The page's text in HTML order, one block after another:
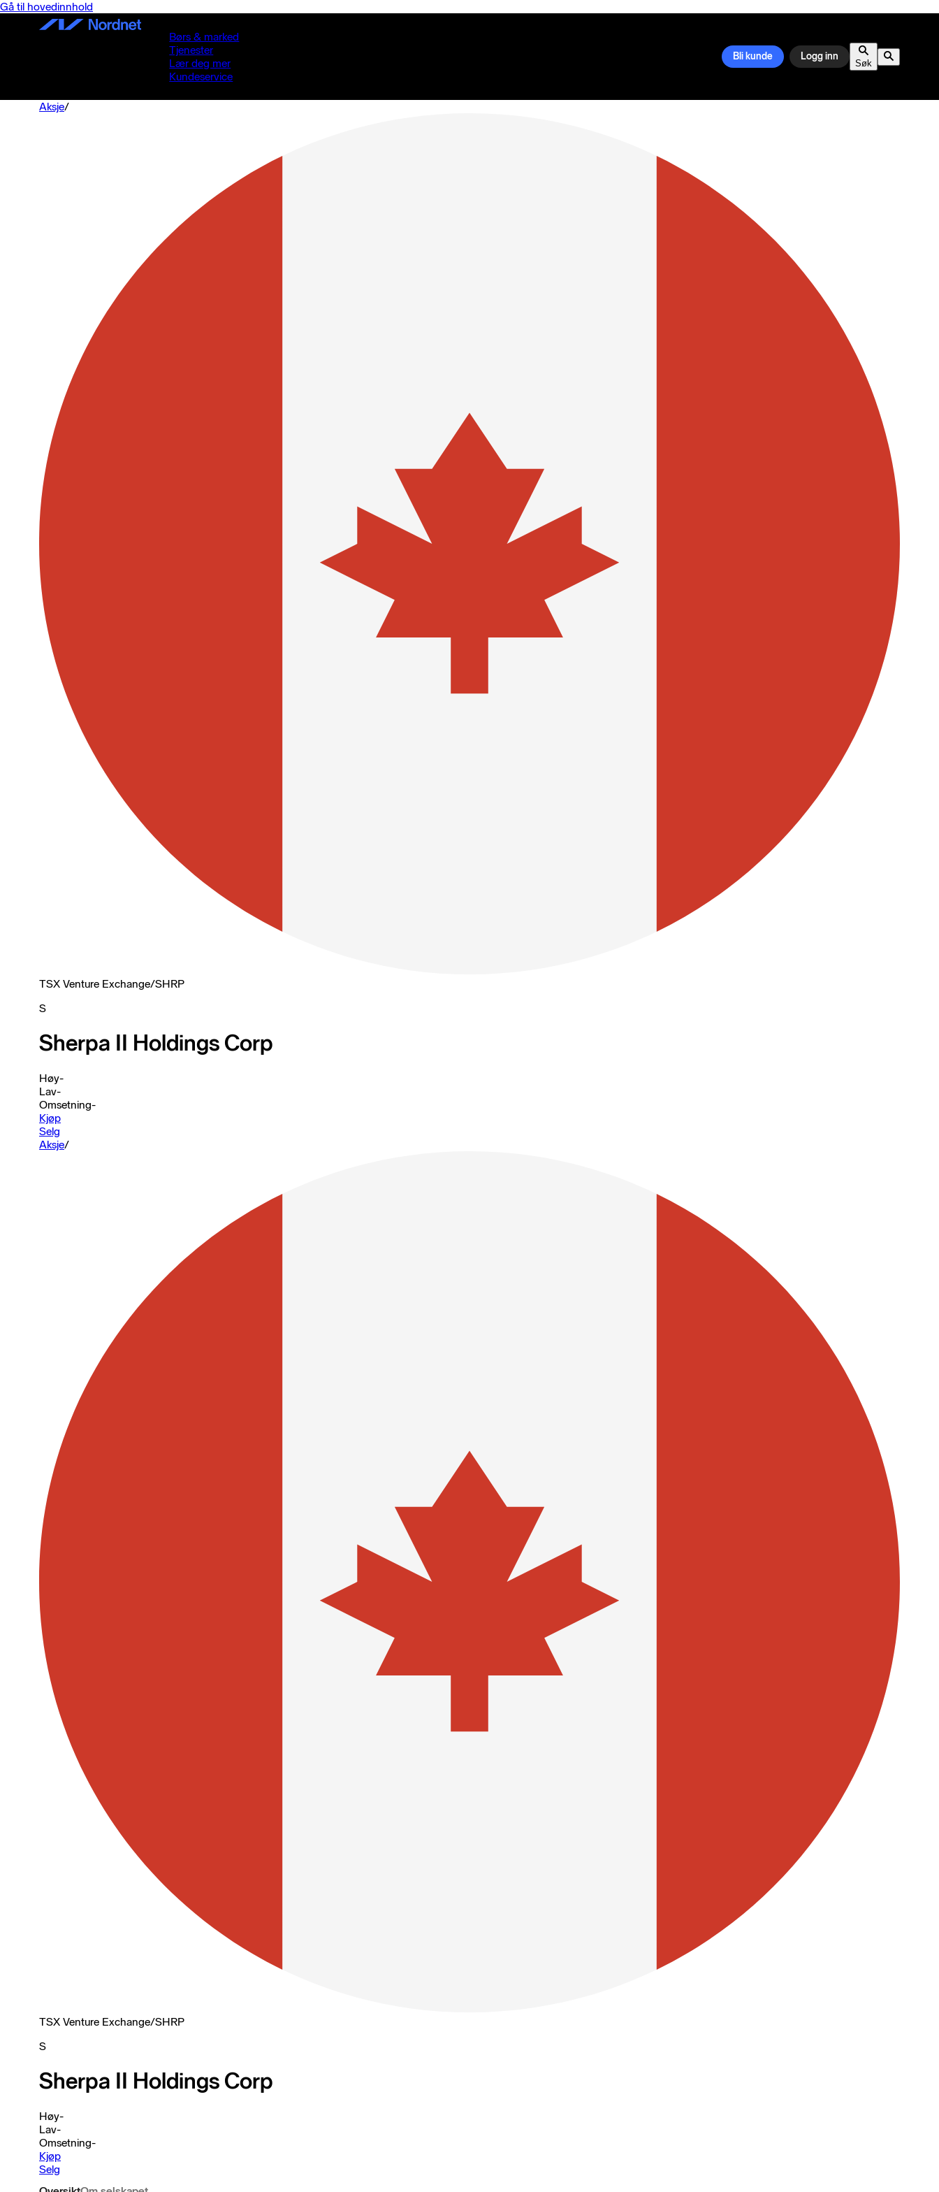
Gå til hovedinnhold
Børs & marked
Tjenester
Lær deg mer
Kundeservice
Bli kunde Logg inn
Søk
Aksje/
TSX Venture Exchange/SHRP
S
Sherpa II Holdings Corp
Høy-
Lav-
Omsetning-
Kjøp
Selg
Aksje/
TSX Venture Exchange/SHRP
S
Sherpa II Holdings Corp
Høy-
Lav-
Omsetning-
Kjøp
Selg